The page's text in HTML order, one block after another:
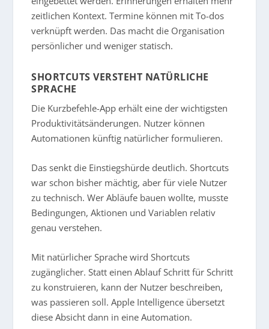
zeitlichen Kontext. Termine können mit To-dos
verknüpft werden. Das macht die Organisation
persönlicher und weniger statisch.
SHORTCUTS VERSTEHT NATÜRLICHE
SPRACHE
Die Kurzbefehle-App erhält eine der wichtigsten
Produktivitätsänderungen. Nutzer können
Automationen künftig natürlicher formulieren.
Das senkt die Einstiegshürde deutlich. Shortcuts
war schon bisher mächtig, aber für viele Nutzer
zu technisch. Wer Abläufe bauen wollte, musste
Bedingungen, Aktionen und Variablen relativ
genau verstehen.
Mit natürlicher Sprache wird Shortcuts
zugänglicher. Statt einen Ablauf Schritt für Schritt
zu konstruieren, kann der Nutzer beschreiben,
was passieren soll. Apple Intelligence übersetzt
diese Absicht dann in eine Automation.